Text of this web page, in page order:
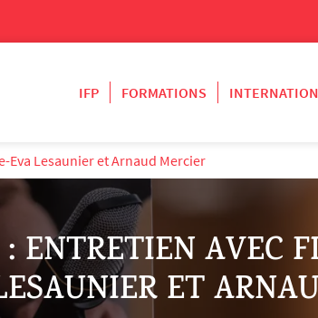
IFP
FORMATIONS
Eva Lesaunier et Arnaud Mercier
ENTRETIEN AVEC
ET